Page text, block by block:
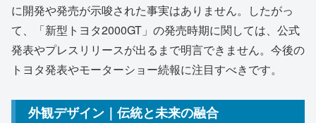
に開発や発売が示唆された事実はありません。したがっ
て、「新型トヨタ2000GT」の発売時期に関しては、公式
発表やプレスリリースが出るまで明言できません。今後の
トヨタ発表やモーターショー続報に注目すべきです。
外観デザイン｜伝統と未来の融合